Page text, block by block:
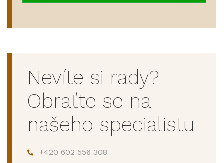
Nevíte si rady?
Obraťte se na
našeho specialistu
+420 602 556 308